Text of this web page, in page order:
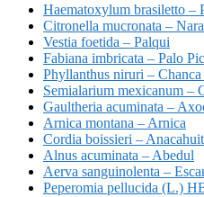
Haematoxylum brasiletto –
Citronella mucronata –
Vestia foetida – Palqui
Fabiana imbricata – Palo
Phyllanthus niruri – Chanca
Semialarium mexicanum –
Gaultheria acuminata –
Arnica montana – Arnica
Cordia boissieri –
Alnus acuminata – Abedul
Aerva sanguinolenta –
Peperomia pellucida (L.)